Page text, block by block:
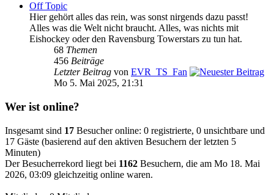
Off Topic
Hier gehört alles das rein, was sonst nirgends dazu passt!
Alles was die Welt nicht braucht. Alles, was nichts mit
Eishockey oder den Ravensburg Towerstars zu tun hat.
68 Themen
456 Beiträge
Letzter Beitrag von EVR_TS_Fan
Mo 5. Mai 2025, 21:31
Wer ist online?
Insgesamt sind 17 Besucher online: 0 registrierte, 0 unsichtbare und
17 Gäste (basierend auf den aktiven Besuchern der letzten 5
Minuten)
Der Besucherrekord liegt bei 1162 Besuchern, die am Mo 18. Mai
2026, 03:09 gleichzeitig online waren.